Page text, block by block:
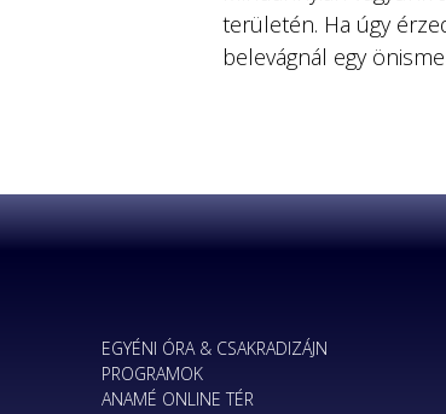
területén. Ha úgy
EGYÉNI ÓRA & CSAKRADIZÁJN
PROGRAMOK
ANAMÉ ONLINE TÉR